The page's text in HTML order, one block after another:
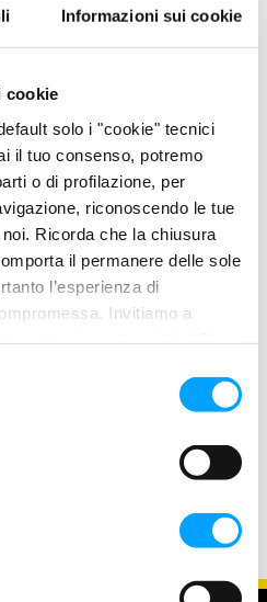
Informazioni sui cookie
cookie
solo i "cookie" tecnici
il tuo consenso, potremo
o di profilazione, per
riconoscendo le tue
Ricorda che la chiusura
il permanere delle sole
l’esperienza di
Invitiamo a
e di olio, gomme e vernici
valvola EGR.
e il flussometro
perfetta
e le marmitte